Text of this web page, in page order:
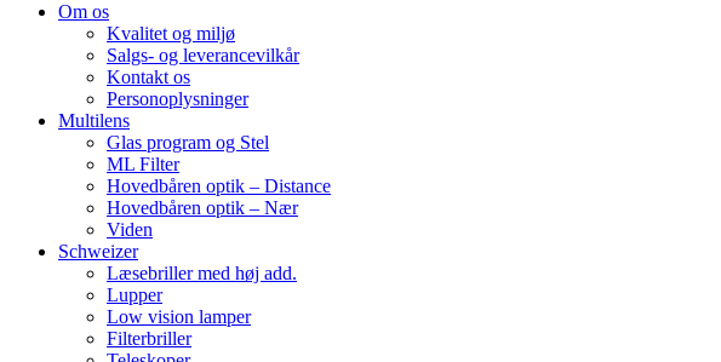
Om os
Kvalitet og miljø
Salgs- og leverancevilkår
Kontakt os
Personoplysninger
Multilens
Glas program og Stel
ML Filter
Hovedbåren optik – Distance
Hovedbåren optik – Nær
Viden
Schweizer
Læsebriller med høj add.
Lupper
Low vision lamper
Filterbriller